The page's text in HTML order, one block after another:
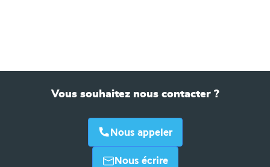
Vous souhaitez nous contacter ?
Nous appeler
Nous écrire